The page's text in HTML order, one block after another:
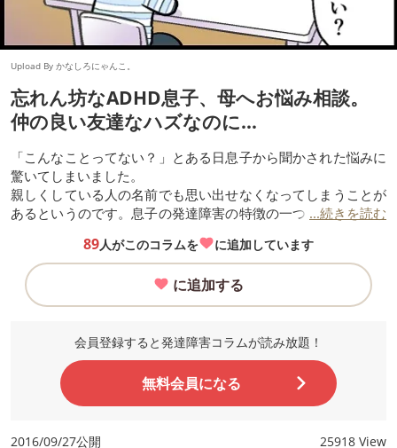
Upload By かなしろにゃんこ。
忘れん坊なADHD息子、母へお悩み相談。
仲の良い友達なハズなのに…
「こんなことってない？」とある日息子から聞かされた悩みに
驚いてしまいました。
親しくしている人の名前でも思い出せなくなってしまうことが
あるというのです。息子の発達障害の特徴の一つを確認する良
...続きを読む
89人がこのコラムを に追加しています
に追加する
会員登録すると発達障害コラムが読み放題！
無料会員になる
2016/09/27公開
25918 View